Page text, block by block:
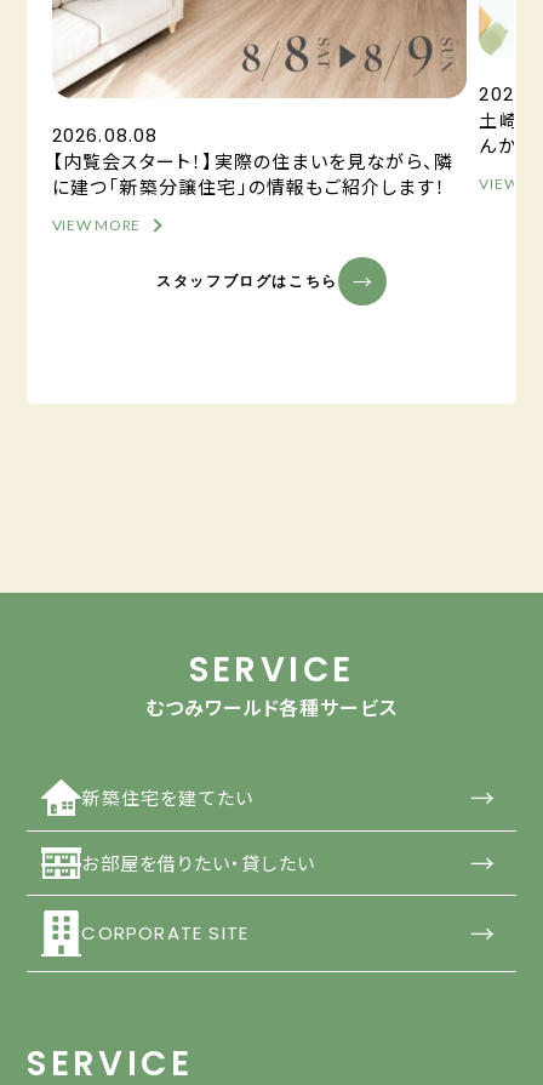
2026.08.08
【内覧会スタート！】実際の住まいを見ながら、隣
に建つ「新築分譲住宅」の情報もご紹介します！
VIEW MORE
土崎港
んか？
VIEW
スタッフブログはこちら
SERVICE
むつみワールド各種サービス
新築住宅を建てたい →
お部屋を借りたい・貸したい →
CORPORATE SITE →
SERVICE